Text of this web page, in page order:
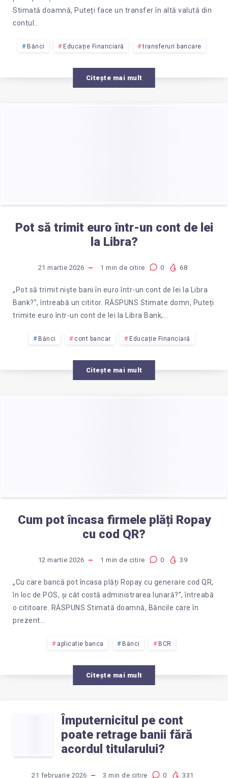
Stimată doamnă, Puteți face un transfer în altă valută din
contul…
Bănci Educație Financiară transferuri bancare
Citește mai mult
Pot să trimit euro într-un cont de lei
la Libra?
21 martie 2026 1 min de citire 0 68
„Pot să trimit niște bani în euro într-un cont de lei la Libra
Bank?”, întreabă un cititor. RĂSPUNS Stimate domn, Puteți
trimite euro într-un cont de lei la Libra Bank,…
Bănci cont bancar Educație Financiară
Citește mai mult
Cum pot încasa firmele plăți Ropay
cu cod QR?
12 martie 2026 1 min de citire 0 39
„Cu care bancă pot încasa plăți Ropay cu generare cod QR,
în loc de POS, și cât costă administrarea lunară?”, întreabă
o cititoare. RĂSPUNS Stimată doamnă, Băncile care în
prezent…
aplicatie banca Bănci BCR
Citește mai mult
ÎMPUTERNICITUL
PE
Împuternicitul pe cont
poate retrage banii fără
acordul titularului?
21 februarie 2026 3 min de citire 0 331